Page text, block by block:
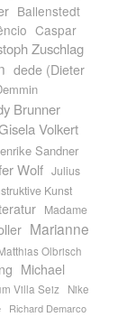
Ballenstedt
Caspar
Zuschlag
dede (Dieter
Brunner
Volkert
Sandner
Wolf Julius
Kunst
Madame
Marianne
Olbrisch
Michael
Villa Seiz
Nike
Richard Demarco